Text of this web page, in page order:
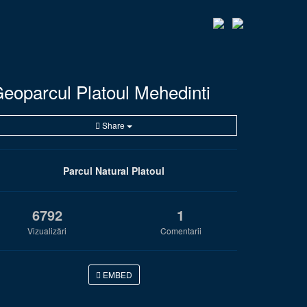
Platoul Mehedinti
Share
Parcul Natural Platoul
6792
Vizualizări
1
Comentarii
EMBED